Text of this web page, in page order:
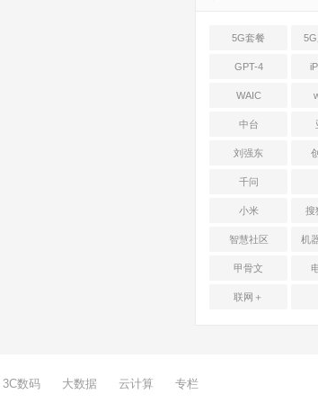
5G套餐
GPT-4
WAIC
中台
刘强东
千问
小米 搜
智慧社区 机
甲骨文
联网＋
3C数码 大数据 云计算 专栏